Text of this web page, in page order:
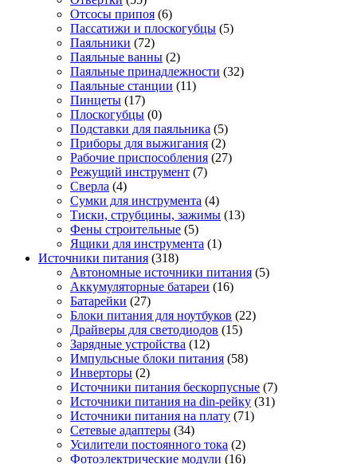
Отсосы припоя (6)
Пассатижи и плоскогубцы (5)
Паяльники (72)
Паяльные ванны (2)
Паяльные принадлежности (32)
Паяльные станции (11)
Пинцеты (17)
Плоскогубцы (0)
Подставки для паяльника (5)
Приборы для выжигания (2)
Рабочие приспособления (27)
Режущий инструмент (7)
Сверла (4)
Сумки для инструмента (4)
Тиски, струбцины, зажимы (13)
Фены строительные (5)
Ящики для инструмента (1)
Источники питания (318)
Автономные источники питания (5)
Аккумуляторные батареи (16)
Батарейки (27)
Блоки питания для ноутбуков (22)
Драйверы для светодиодов (15)
Зарядные устройства (12)
Импульсные блоки питания (58)
Инверторы (2)
Источники питания бескорпусные (7)
Источники питания на din-рейку (31)
Источники питания на плату (71)
Сетевые адаптеры (34)
Усилители постоянного тока (2)
Фотоэлектрические модули (16)